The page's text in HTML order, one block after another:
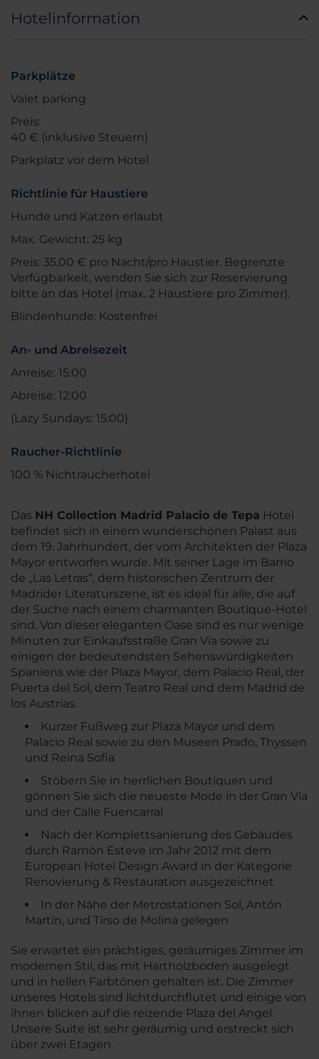
Hotelinformation
Parkplätze
Valet parking
Preis:
40 € (inklusive Steuern)
Parkplatz vor dem Hotel
Richtlinie für Haustiere
Hunde und Katzen erlaubt
Max. Gewicht: 25 kg
Preis: 35,00 € pro Nacht/pro Haustier. Begrenzte
Verfügbarkeit, wenden Sie sich zur Reservierung
bitte an das Hotel (max. 2 Haustiere pro Zimmer).
Blindenhunde: Kostenfrei
An- und Abreisezeit
Anreise: 15:00
Abreise: 12:00
(Lazy Sundays: 15:00)
Raucher-Richtlinie
100 % Nichtraucherhotel
Das NH Collection Madrid Palacio de Tepa Hotel
befindet sich in einem wunderschönen Palast aus
dem 19. Jahrhundert, der vom Architekten der Plaza
Mayor entworfen wurde. Mit seiner Lage im Barrio
de „Las Letras“, dem historischen Zentrum der
Madrider Literaturszene, ist es ideal für alle, die auf
der Suche nach einem charmanten Boutique-Hotel
sind. Von dieser eleganten Oase sind es nur wenige
Minuten zur Einkaufsstraße Gran Vía sowie zu
einigen der bedeutendsten Sehenswürdigkeiten
Spaniens wie der Plaza Mayor, dem Palacio Real, der
Puerta del Sol, dem Teatro Real und dem Madrid de
los Austrias.
Kurzer Fußweg zur Plaza Mayor und dem
Palacio Real sowie zu den Museen Prado, Thyssen
und Reina Sofia
Stöbern Sie in herrlichen Boutiquen und
gönnen Sie sich die neueste Mode in der Gran Vía
und der Calle Fuencarral
Nach der Komplettsanierung des Gebäudes
durch Ramón Esteve im Jahr 2012 mit dem
European Hotel Design Award in der Kategorie
Renovierung & Restauration ausgezeichnet
In der Nähe der Metrostationen Sol, Antón
Martín, und Tirso de Molina gelegen
Sie erwartet ein prächtiges, geräumiges Zimmer im
modernen Stil, das mit Hartholzboden ausgelegt
und in hellen Farbtönen gehalten ist. Die Zimmer
unseres Hotels sind lichtdurchflutet und einige von
ihnen blicken auf die reizende Plaza del Angel.
Unsere Suite ist sehr geräumig und erstreckt sich
über zwei Etagen.